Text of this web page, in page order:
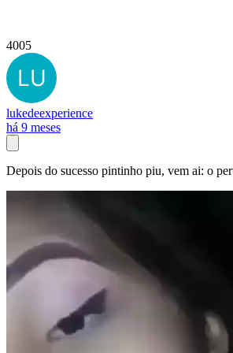
4005
lukedeexperience
há 9 meses
Depois do sucesso pintinho piu, vem ai: o